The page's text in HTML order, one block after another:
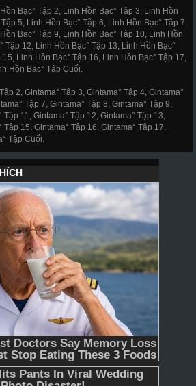
Bạc° Tập 2, Linh Hồn Bạc° Tập 3, Linh Hồn
5, Linh Hồn Bạc° Tập 6, Linh Hồn Bạc° Tập 7,
Bạc° Tập 9, Linh Hồn Bạc° Tập 10, Linh Hồn
Tập 12, Linh Hồn Bạc° Tập 13, Linh Hồn Bạc°
Linh Hồn Bạc° Tập 16, Linh Hồn Bạc° Tập 17,
Hồn Bạc° Tập Cuối.
2, Gintama° Tập 3, Gintama° Tập 4, Gintama°
Tập 7, Gintama° Tập 8, Gintama° Tập 9,
Tập 11, Gintama° Tập 12, Gintama° Tập 13,
Tập 15, Gintama° Tập 16, Gintama° Tập 17,
Tập Cuối.